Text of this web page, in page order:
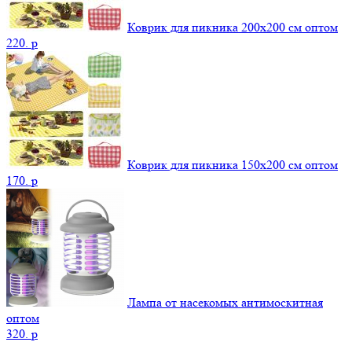
Коврик для пикника 200х200 см оптом
220. p
Коврик для пикника 150х200 см оптом
170. p
Лампа от насекомых антимоскитная
оптом
320. p